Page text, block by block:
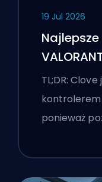
19 Jul 2026
TL;DR:
kontrolerem
ponieważ